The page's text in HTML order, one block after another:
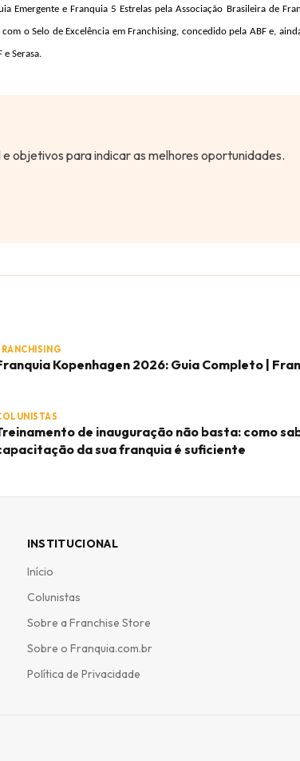
e Franquia 5 Estrelas pela Associação Brasileira de
o Selo de Excelência em Franchising, concedido pela ABF e,
Serasa.
objetivos para indicar as melhores oportunidades.
Kopenhagen 2026: Guia Completo |
de inauguração não basta: como
da sua franquia é suficiente
INSTITUCIONAL
Início
Colunistas
Sobre a Franchise Store
Sobre o Franquia.com.br
Política de Privacidade